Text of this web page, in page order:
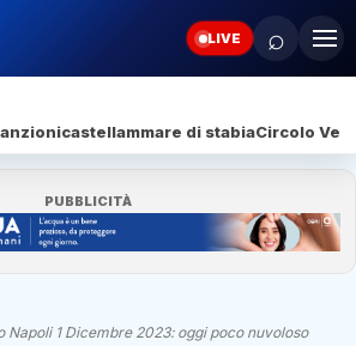
LIVE ⌕
castellammare di stabiaCircolo
PUBBLICITÀ
Napoli 1 Dicembre 2023: oggi poco nuvoloso